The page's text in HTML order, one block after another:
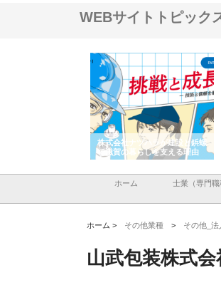
WEBサイトトピック
株式会社ナツハラが建設と鋲螺
で滋賀の暮らしを支える理由
ホーム 士業（専門職
ホーム > その他業種 > その他_
山武包装株式会